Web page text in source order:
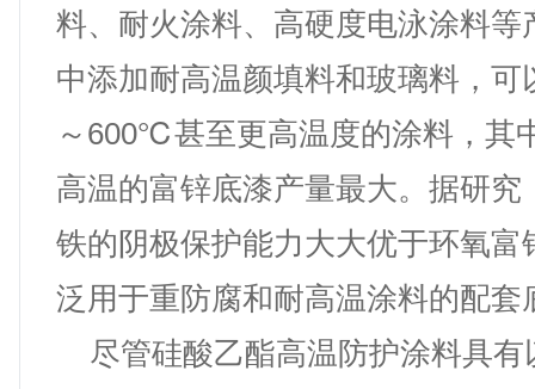
料、耐火涂料、高硬度电泳涂料等
中添加耐高温颜填料和玻璃料，可
～600℃甚至更高温度的涂料，
高温的富锌底漆产量最大。据研究
铁的阴极保护能力大大优于环氧富
泛用于重防腐和耐高温涂料的配套
尽管硅酸乙酯高温防护涂料具有